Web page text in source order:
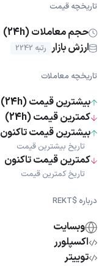
تاریخچه قیمت
حجم معاملات (24h)
ارزش بازار رتبه 2242
تاریخچه معاملات
بیشترین قیمت (24h)
کمترین قیمت (24h)
بیشترین قیمت تاکنون
تاریخ بیشترین قیمت
کمترین قیمت تاکنون
تاریخ کمترین قیمت
درباره $REKT
وبسایت
اکسپلورر
توییتر